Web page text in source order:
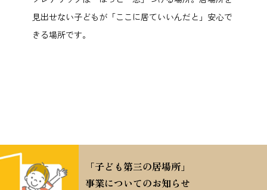
見出せない子どもが「ここに居ていいんだと」安心で
きる場所です。
「子ども第三の居場所」
事業についてのお知らせ